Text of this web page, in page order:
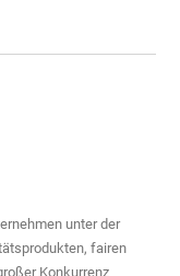
unter der
fairen
Konkurrenz